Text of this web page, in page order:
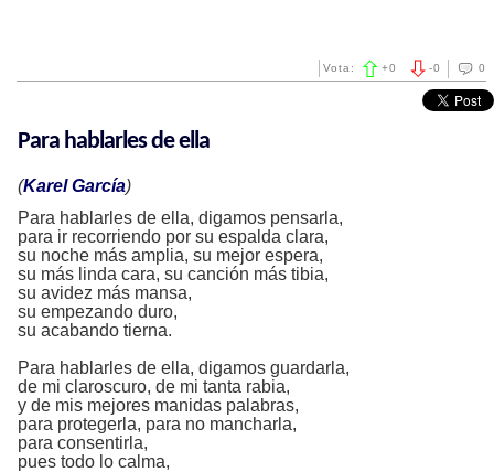
0
-0
Vota: +0
Para hablarles de ella
(Karel García)
Para hablarles de ella, digamos pensarla,
para ir recorriendo por su espalda clara,
su noche más amplia, su mejor espera,
su más linda cara, su canción más tibia,
su avidez más mansa,
su empezando duro,
su acabando tierna.
Para hablarles de ella, digamos guardarla,
de mi claroscuro, de mi tanta rabia,
y de mis mejores manidas palabras,
para protegerla, para no mancharla,
para consentirla,
pues todo lo calma,